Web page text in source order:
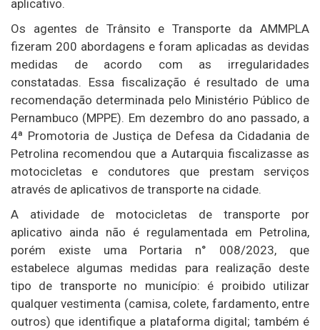
aplicativo.
Os agentes de Trânsito e Transporte da AMMPLA
fizeram 200 abordagens e foram aplicadas as devidas
medidas de acordo com as irregularidades
constatadas. Essa fiscalização é resultado de uma
recomendação determinada pelo Ministério Público de
Pernambuco (MPPE). Em dezembro do ano passado, a
4ª Promotoria de Justiça de Defesa da Cidadania de
Petrolina recomendou que a Autarquia fiscalizasse as
motocicletas e condutores que prestam serviços
através de aplicativos de transporte na cidade.
A atividade de motocicletas de transporte por
aplicativo ainda não é regulamentada em Petrolina,
porém existe uma Portaria n° 008/2023, que
estabelece algumas medidas para realização deste
tipo de transporte no município: é proibido utilizar
qualquer vestimenta (camisa, colete, fardamento, entre
outros) que identifique a plataforma digital; também é